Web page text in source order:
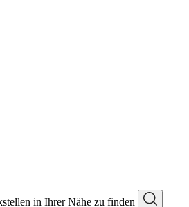
in Ihrer Nähe zu finden